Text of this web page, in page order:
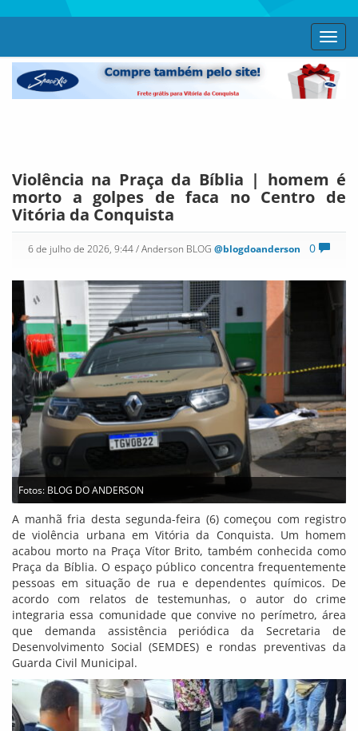
Violência na Praça da Bíblia | homem é
morto a golpes de faca no Centro de
Vitória da Conquista
0
6 de julho de 2026, 9:44/ Anderson BLOG @blogdoanderson
Fotos: BLOG DO ANDERSON
A manhã fria desta segunda-feira (6) começou com registro
de violência urbana em Vitória da Conquista. Um homem
acabou morto na Praça Vítor Brito, também conhecida como
Praça da Bíblia. O espaço público concentra frequentemente
pessoas em situação de rua e dependentes químicos. De
acordo com relatos de testemunhas, o autor do crime
integraria essa comunidade que convive no perímetro, área
que demanda assistência periódica da Secretaria de
Desenvolvimento Social (SEMDES) e rondas preventivas da
Guarda Civil Municipal.